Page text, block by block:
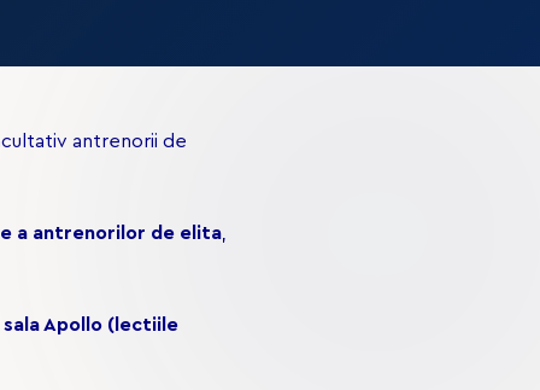
antrenorii de
a antrenorilor de elita
Apollo (lectiile